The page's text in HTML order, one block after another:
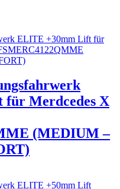
Merdcedes X
(MEDIUM –